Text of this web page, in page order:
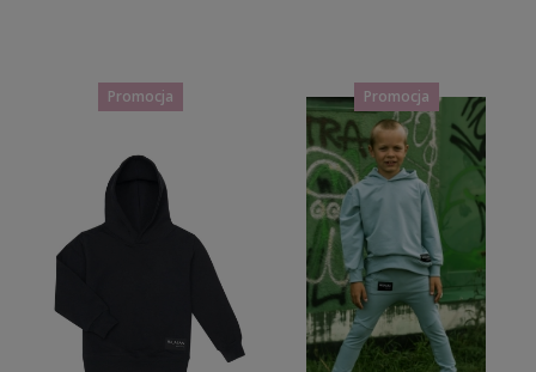
Promocja Promocja